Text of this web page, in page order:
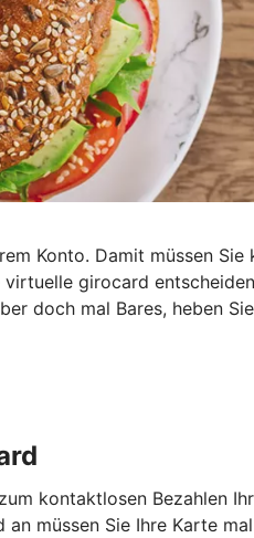
Konto. Damit müssen
virtuelle girocard
doch mal Bares, heben
kontaktlosen Bezahlen
an müssen Sie Ihre Karte